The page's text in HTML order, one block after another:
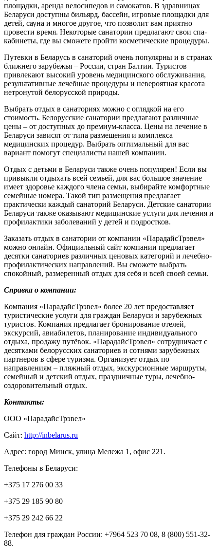
площадки, аренда велосипедов и самокатов. В здравницах
Беларуси доступны бильярд, бассейн, игровые площадки для
детей, сауна и многое другое, что позволит вам приятно
провести время. Некоторые санатории предлагают свои спа-
кабинеты, где вы сможете пройти косметические процедуры.
Путевки в Беларусь в санаторий очень популярны и в странах
ближнего зарубежья – России, стран Балтии. Туристов
привлекают высокий уровень медицинского обслуживания,
результативные лечебные процедуры и невероятная красота
нетронутой белорусской природы.
Выбрать отдых в санаториях можно с оглядкой на его
стоимость. Белорусские санатории предлагают различные
цены – от доступных до премиум-класса. Цены на лечение в
Беларуси зависят от типа размещения и комплекса
медицинских процедур. Выбрать оптимальный для вас
вариант помогут специалисты нашей компании.
Отдых с детьми в Беларуси также очень популярен! Если вы
привыкли отдыхать всей семьей, для вас большое значение
имеет здоровье каждого члена семьи, выбирайте комфортные
семейные номера. Такой тип размещения предлагает
практически каждый санаторий Беларуси. Детские санатории
Беларуси также оказывают медицинские услуги для лечения и
профилактики заболеваний у детей и подростков.
Заказать отдых в санатории от компании «ПарадайсТрэвел»
можно онлайн. Официальный сайт компании предлагает
десятки санаториев различных ценовых категорий и лечебно-
профилактических направлений. Вы сможете выбрать
спокойный, размеренный отдых для себя и всей своей семьи.
Справка о компании:
Компания «ПарадайсТрэвел» более 20 лет предоставляет
туристические услуги для граждан Беларуси и зарубежных
туристов. Компания предлагает бронирование отелей,
экскурсий, авиабилетов, планирование индивидуального
отдыха, продажу путёвок. «ПарадайсТрэвел» сотрудничает с
десятками белорусских санаториев и сотнями зарубежных
партнеров в сфере туризма. Организует отдых по
направлениям – пляжный отдых, экскурсионные маршруты,
семейный и детский отдых, праздничные туры, лечебно-
оздоровительный отдых.
Контакты:
ООО «ПарадайсТрэвел»
Сайт: http://inbelarus.ru
Адрес: город Минск, улица Мележа 1, офис 221.
Телефоны в Беларуси:
+375 17 276 00 33
+375 29 185 90 80
+375 29 242 66 22
Телефон для граждан России: +7964 523 70 08, 8 (800) 551-32-
88.